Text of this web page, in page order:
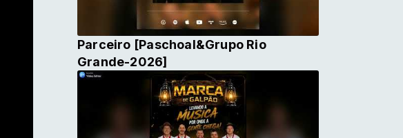
Parceiro [Paschoal&Grupo Rio
Grande-2026]